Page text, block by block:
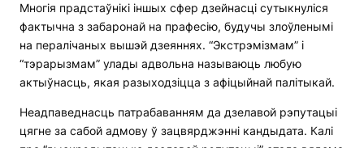
Многія прадстаўнікі іншых сфер дзейнасці сутыкнуліся
фактычна з забаронай на прафесію, будучы злоўленымі
на пералічаных вышэй дзеяннях. “Экстрэмізмам” і
“тэрарызмам” улады адвольна называюць любую
актыўнасць, якая разыходзіцца з афіцыйнай палітыкай.
Неадпаведнасць патрабаванням да дзелавой рэпутацыі
цягне за сабой адмову ў зацвярджэнні кандыдата. Калі